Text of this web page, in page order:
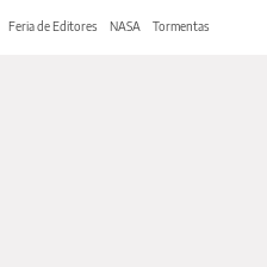
Feria de Editores NASA Tormentas